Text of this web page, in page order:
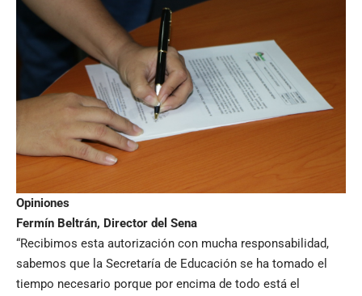
Opiniones
Fermín Beltrán, Director del Sena
“Recibimos esta autorización con mucha responsabilidad,
sabemos que la Secretaría de Educación se ha tomado el
tiempo necesario porque por encima de todo está el